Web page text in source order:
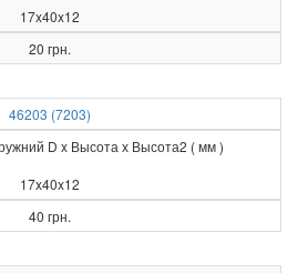
17x40x12
20 грн.
46203 (7203)
D x Высота х Высота2 ( мм )
17x40x12
40 грн.